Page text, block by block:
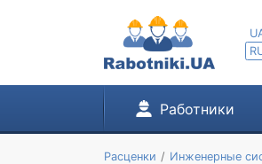
Работники
Расценки Инженерные